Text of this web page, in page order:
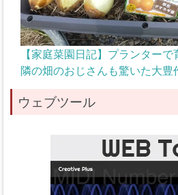
【家庭菜園日記】プランターで
隣の畑のおじさんも驚いた大豊
ウェブツール